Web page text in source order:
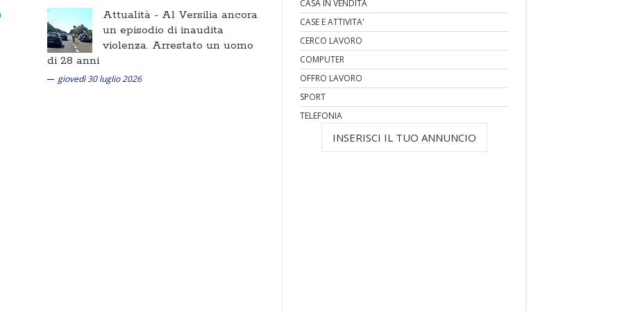
Attualità - Al Versilia ancora
un episodio di inaudita
violenza. Arrestato un uomo
di 28 anni
giovedì 30 luglio 2026
CASA IN VENDITA
CASE E ATTIVITA'
CERCO LAVORO
COMPUTER
OFFRO LAVORO
SPORT
TELEFONIA
INSERISCI IL TUO ANNUNCIO